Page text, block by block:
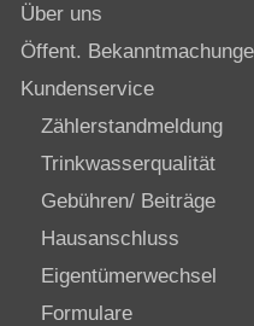
Über uns
Öffent.
Kundenservice
Zählerstandmeldung
Trinkwasserqualität
Gebühren/ Beiträge
Hausanschluss
Eigentümerwechsel
Formulare